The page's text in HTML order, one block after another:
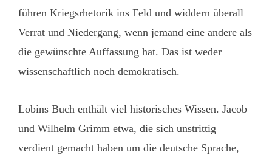
führen Kriegsrhetorik ins Feld und widdern überall
Verrat und Niedergang, wenn jemand eine andere als
die gewünschte Auffassung hat. Das ist weder
wissenschaftlich noch demokratisch.
Lobins Buch enthält viel historisches Wissen. Jacob
und Wilhelm Grimm etwa, die sich unstrittig
verdient gemacht haben um die deutsche Sprache,